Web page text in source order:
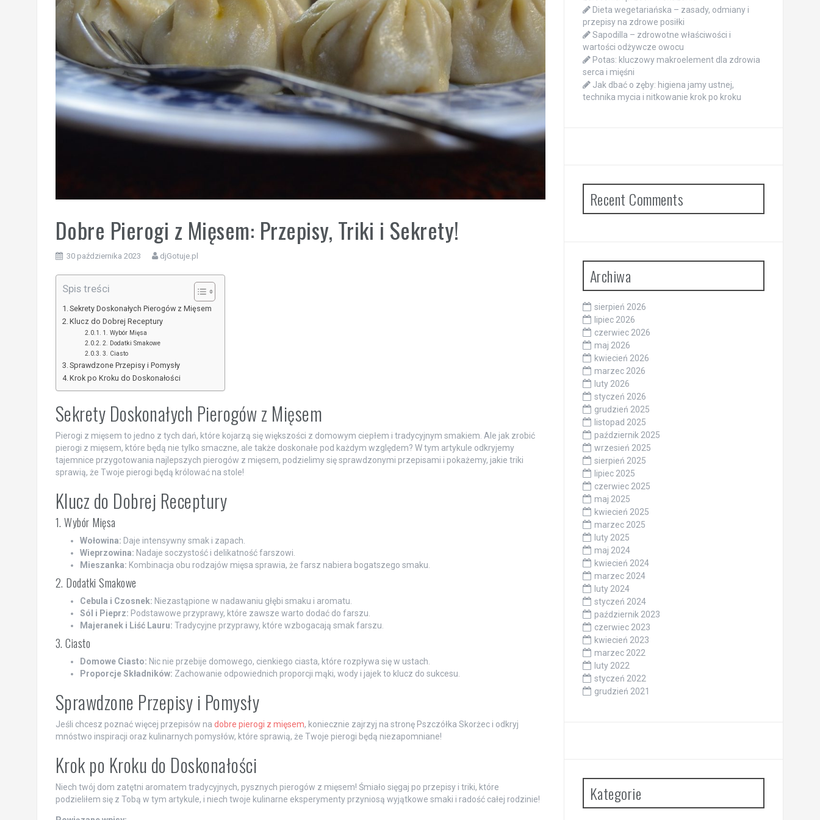
Dobre Pierogi z Mięsem: Przepisy, Triki i Sekrety!
30 października 2023 djGotuje.pl
Spis treści
Sekrety Doskonałych Pierogów z Mięsem
Klucz do Dobrej Receptury
1. Wybór Mięsa
2. Dodatki Smakowe
3. Ciasto
Sprawdzone Przepisy i Pomysły
Krok po Kroku do Doskonałości
Sekrety Doskonałych Pierogów z Mięsem
Pierogi z mięsem to jedno z tych dań, które kojarzą się większości z domowym ciepłem i tradycyjnym smakiem. Ale jak zrobić
pierogi z mięsem, które będą nie tylko smaczne, ale także doskonałe pod każdym względem? W tym artykule odkryjemy
tajemnice przygotowania najlepszych pierogów z mięsem, podzielimy się sprawdzonymi przepisami i pokażemy, jakie triki
sprawią, że Twoje pierogi będą królować na stole!
Klucz do Dobrej Receptury
1. Wybór Mięsa
Wołowina: Daje intensywny smak i zapach.
Wieprzowina: Nadaje soczystość i delikatność farszowi.
Mieszanka: Kombinacja obu rodzajów mięsa sprawia, że farsz nabiera bogatszego smaku.
2. Dodatki Smakowe
Cebula i Czosnek: Niezastąpione w nadawaniu głębi smaku i aromatu.
Sól i Pieprz: Podstawowe przyprawy, które zawsze warto dodać do farszu.
Majeranek i Liść Lauru: Tradycyjne przyprawy, które wzbogacają smak farszu.
3. Ciasto
Domowe Ciasto: Nic nie przebije domowego, cienkiego ciasta, które rozpływa się w ustach.
Proporcje Składników: Zachowanie odpowiednich proporcji mąki, wody i jajek to klucz do sukcesu.
Sprawdzone Przepisy i Pomysły
Jeśli chcesz poznać więcej przepisów na dobre pierogi z mięsem, koniecznie zajrzyj na stronę Pszczółka Skorżec i odkryj
mnóstwo inspiracji oraz kulinarnych pomysłów, które sprawią, że Twoje pierogi będą niezapomniane!
Krok po Kroku do Doskonałości
Niech twój dom zatętni aromatem tradycyjnych, pysznych pierogów z mięsem! Śmiało sięgaj po przepisy i triki, które
podzieliłem się z Tobą w tym artykule, i niech twoje kulinarne eksperymenty przyniosą wyjątkowe smaki i radość całej rodzinie!
Dieta wegetariańska – zasady, odmiany i
przepisy na zdrowe posiłki
Sapodilla – zdrowotne właściwości i
wartości odżywcze owocu
Potas: kluczowy makroelement dla zdrowia
serca i mięśni
Jak dbać o zęby: higiena jamy ustnej,
technika mycia i nitkowanie krok po kroku
Recent Comments
Archiwa
sierpień 2026
lipiec 2026
czerwiec 2026
maj 2026
kwiecień 2026
marzec 2026
luty 2026
styczeń 2026
grudzień 2025
listopad 2025
październik 2025
wrzesień 2025
sierpień 2025
lipiec 2025
czerwiec 2025
maj 2025
kwiecień 2025
marzec 2025
luty 2025
maj 2024
kwiecień 2024
marzec 2024
luty 2024
styczeń 2024
październik 2023
czerwiec 2023
kwiecień 2023
marzec 2022
luty 2022
styczeń 2022
grudzień 2021
Kategorie